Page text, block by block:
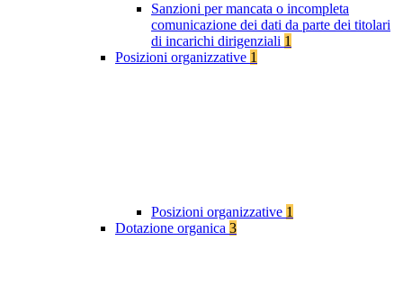
Sanzioni per mancata o incompleta
comunicazione dei dati da parte dei titolari
di incarichi dirigenziali 1
Posizioni organizzative 1
Posizioni organizzative 1
Dotazione organica 3